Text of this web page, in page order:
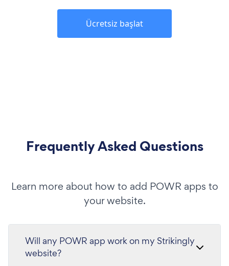
Ücretsiz başlat
Frequently Asked Questions
Learn more about how to add POWR apps to
your website.
Will any POWR app work on my Strikingly
website?